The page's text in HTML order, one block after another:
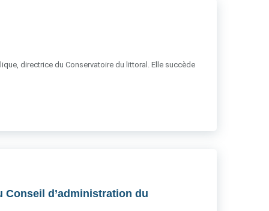
directrice du Conservatoire du littoral. Elle succède
Conseil d’administration du